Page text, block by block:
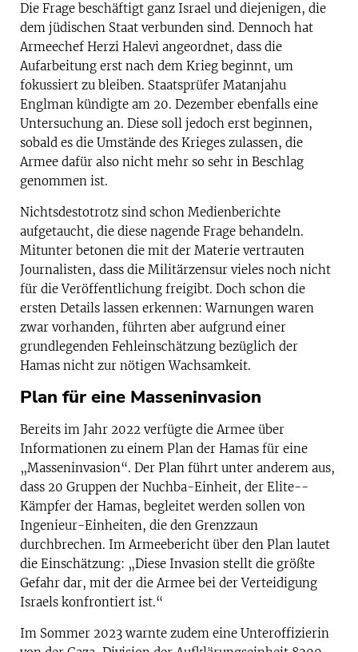
Die Frage beschäftigt ganz Israel und diejenigen, die
dem jüdischen Staat verbunden sind. Dennoch hat
Armeechef Herzi Halevi angeordnet, dass die
Aufarbeitung erst nach dem Krieg beginnt, um
fokussiert zu bleiben. Staatsprüfer Matanjahu
Englman kündigte am 20. Dezember ebenfalls eine
Untersuchung an. Diese soll jedoch erst beginnen,
sobald es die Umstände des Krieges zulassen, die
Armee dafür also nicht mehr so sehr in Beschlag
genommen ist.
Nichtsdestotrotz sind schon Medienberichte
aufgetaucht, die diese nagende Frage behandeln.
Mitunter betonen die mit der Materie vertrauten
Journalisten, dass die Militärzensur vieles noch nicht
für die Veröffentlichung freigibt. Doch schon die
ersten Details lassen erkennen: Warnungen waren
zwar vorhanden, führten aber aufgrund einer
grundlegenden Fehleinschätzung bezüglich der
Hamas nicht zur nötigen Wachsamkeit.
Plan für eine Masseninvasion
Bereits im Jahr 2022 verfügte die Armee über
Informationen zu einem Plan der Hamas für eine
„Masseninvasion“. Der Plan führt unter anderem aus,
dass 20 Gruppen der Nuchba-Einheit, der Elite-­
Kämpfer der Hamas, begleitet werden sollen von
Ingenieur-Einheiten, die den Grenzzaun
durchbrechen. Im Armeebericht über den Plan lautet
die Einschätzung: „Diese Invasion stellt die größte
Gefahr dar, mit der die Armee bei der Verteidigung
Israels konfrontiert ist.“
Im Sommer 2023 warnte zudem eine Unteroffizierin